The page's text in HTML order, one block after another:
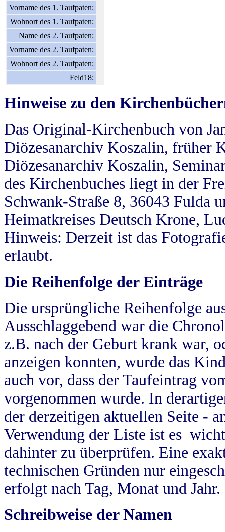
Vorname des 1. Taufpaten:
Wohnort des 1. Taufpaten:
Name des 2. Taufpaten:
Vorname des 2. Taufpaten:
Wohnort des 2. Taufpaten:
Feld18:
Hinweise zu den
Das Original-Kirchenbuch von
Diözesanarchiv Koszalin, früher
Diözesanarchiv Koszalin,
des Kirchenbuches liegt in der
Schwank-Straße 8, 36043 Fulda
Heimatkreises Deutsch Krone,
Hinweis: Derzeit ist das
erlaubt.
Die Reihenfolge der Einträge
Die ursprüngliche Reihenfolge
Ausschlaggebend war die
z.B. nach der Geburt krank war,
anzeigen konnten, wurde das
auch vor, dass der Taufeintrag
vorgenommen wurde. In
der derzeitigen aktuellen Seite -
Verwendung der Liste ist es
dahinter zu überprüfen. Eine
technischen Gründen nur
erfolgt nach Tag, Monat und Jahr.
Schreibweise der Namen